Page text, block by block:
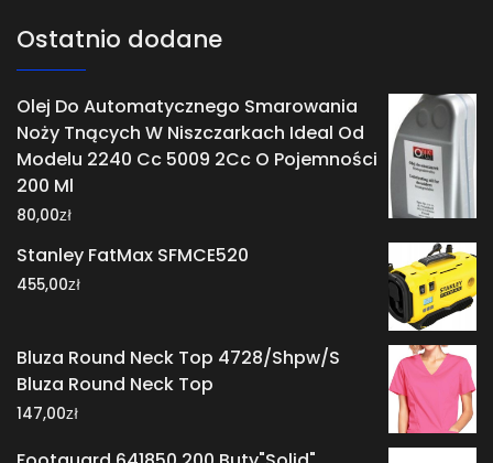
Ostatnio dodane
Olej Do Automatycznego Smarowania
Noży Tnących W Niszczarkach Ideal Od
Modelu 2240 Cc 5009 2Cc O Pojemności
200 Ml
80,00zł
Stanley FatMax SFMCE520
455,00zł
Bluza Round Neck Top 4728/Shpw/S
Bluza Round Neck Top
147,00zł